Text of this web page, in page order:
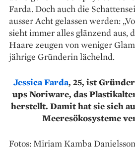
Farda. Doch auch die
ausser Acht gelassen werden:
sieht immer alles glänzend aus,
Haare zeugen von weniger
jährige Gründerin lächelnd.
Jessica Farda, 25, ist
ups Noriware, das
herstellt. Damit hat sie sich
Meeresökosysteme
Fotos: Miriam Kamba Danielsson